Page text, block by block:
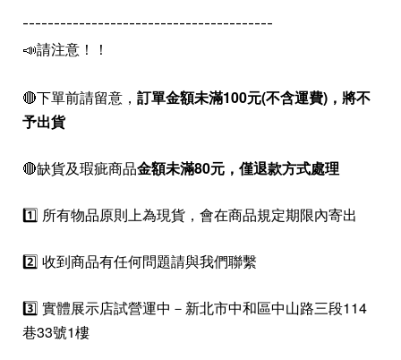
----------------------------------------
📣請注意！！
🔴下單前請留意， 訂單金額未滿100元(不含運費)， 將不
予出貨
🔴缺貨及瑕疵商品金額未滿80元，僅退款方式處理
1️⃣ 所有物品原則上為現貨，會在商品規定期限內寄出
2️⃣ 收到商品有任何問題請與我們聯繫
3️⃣ 實體展示店試營運中－新北市中和區中山路三段114
巷33號1樓